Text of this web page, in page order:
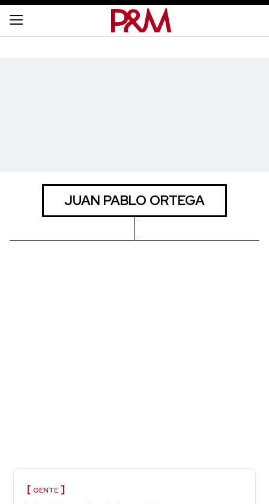
JUAN PABLO ORTEGA
GENTE